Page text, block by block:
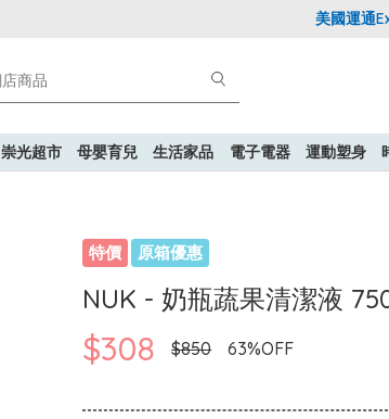
美國運通
崇光超市 母嬰育兒 生活家品 電子電器 運動塑身
特價 原箱優惠
NUK - 奶瓶蔬果清潔液
$308 $850 63%OFF